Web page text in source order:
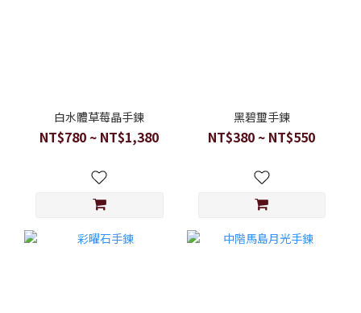
白水體草莓晶手鍊
NT$780 ~ NT$1,380
黑碧璽手鍊
NT$380 ~ NT$550